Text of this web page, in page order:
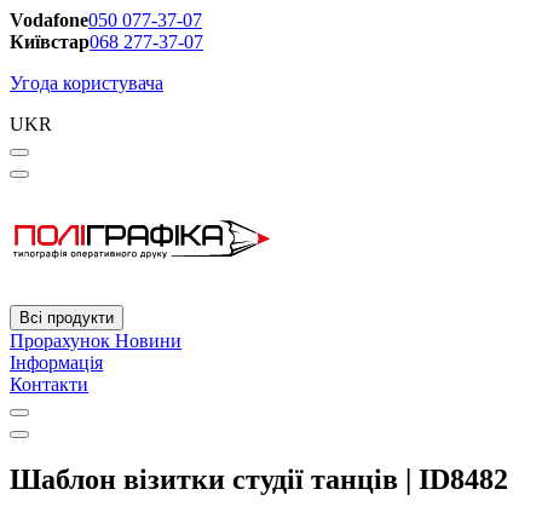
Vodafone050 077-37-07
Київстар068 277-37-07
Угода користувача
UKR
Всі продукти
Прорахунок Новини
Інформація
Контакти
Шаблон візитки студії танців | ID8482